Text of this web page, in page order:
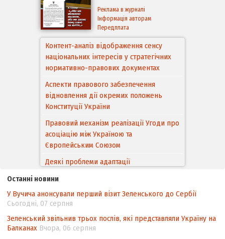
Реклама в журналі
Інформація авторам
Передплата
Контент-аналіз відображення сенсу
національних інтересів у стратегічних
нормативно-правових документах
Аспекти правового забезпечення
відновлення дії окремих положень
Конституції України
Правовий механізм реалізації Угоди про
асоціацію між Україною та
Європейським Cоюзом
Деякі проблеми адаптації
походження товарів відповідно до
Угоди про торговельні аспекти прав
інтелектуальної власності (TRIPS) у
контексті євроінтеграції
Аналіз виборчого законодавства щодо
Останні новини
У Вучича анонсували перший візит Зеленського до Сербії
Сьогодні, 07 серпня
Зеленський звільнив трьох послів, які представляли Україну на
Балканах Вчора, 06 серпня